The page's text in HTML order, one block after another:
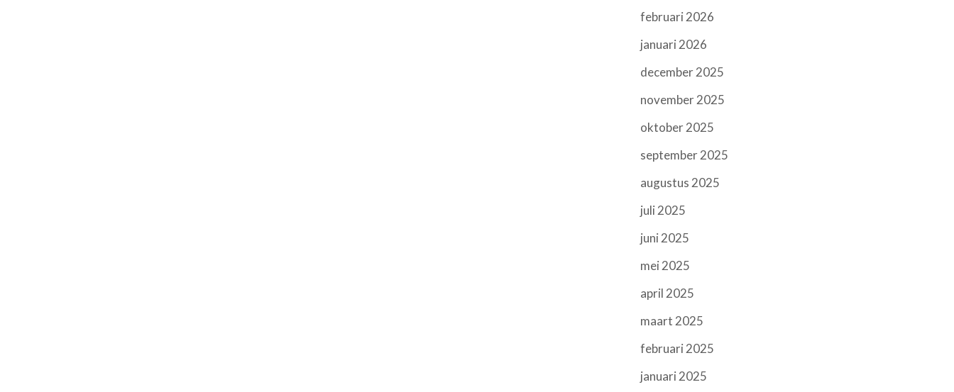
februari 2026
januari 2026
december 2025
november 2025
oktober 2025
september 2025
augustus 2025
juli 2025
juni 2025
mei 2025
april 2025
maart 2025
februari 2025
januari 2025